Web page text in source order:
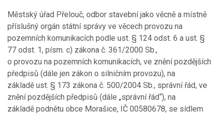
Městský úřad Přelouč, odbor stavební jako věcně a místně
příslušný orgán státní správy ve věcech provozu na
pozemních komunikacích podle ust. § 124 odst. 6 a ust. §
77 odst. 1, písm. c) zákona č. 361/2000 Sb.,
o provozu na pozemních komunikacích, ve znění pozdějších
předpisů (dále jen zákon o silničním provozu), na
základě ust. § 173 zákona č. 500/2004 Sb., správní řád, ve
znění pozdějších předpisů (dále „správní řád“), na
základě podnětu obce Morašice, IČ 00580678, se sídlem